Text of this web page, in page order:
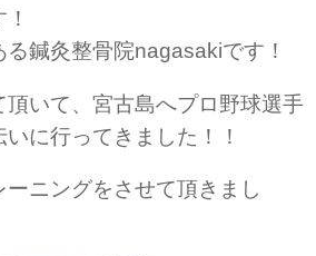
鍼灸整骨院nagasakiです！
いて、宮古島へプロ野球選手
に行ってきました！！
ニングをさせて頂きまし